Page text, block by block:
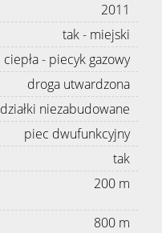
2011
tak - miejski
ciepła - piecyk gazowy
droga utwardzona
działki niezabudowane
piec dwufunkcyjny
tak
200 m
800 m